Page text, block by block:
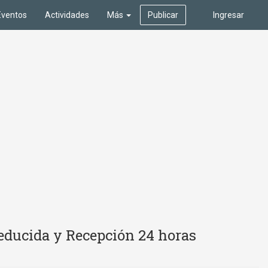
Ingresar
Actividades Más Publicar
y Recepción 24 horas